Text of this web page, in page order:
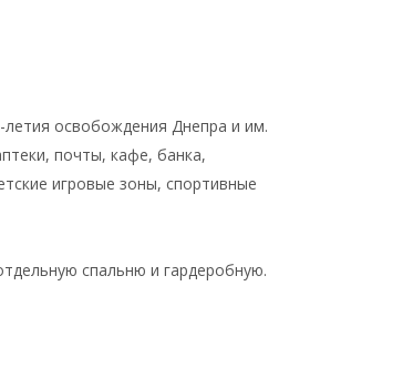
освобождения Днепра и им.
почты, кафе, банка,
игровые зоны, спортивные
спальню и гардеробную.